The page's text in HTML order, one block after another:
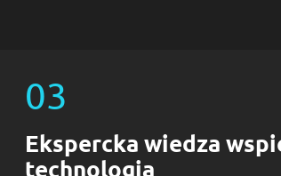
03
Ekspercka wiedza
technologią